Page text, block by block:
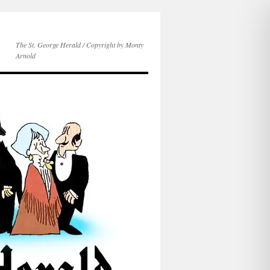
The St. George Herald / Copyright by Monty
Arnold